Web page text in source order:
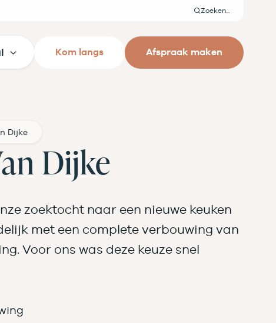
Zoeken
Kom langs Afspraak maken
Dijke
Dijke
zoektocht naar een nieuwe keuken
met een complete verbouwing van
Voor ons was deze keuze snel